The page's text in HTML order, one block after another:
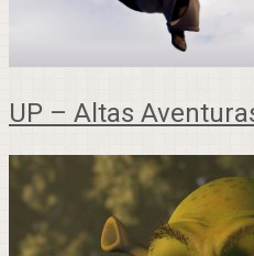
UP – Altas